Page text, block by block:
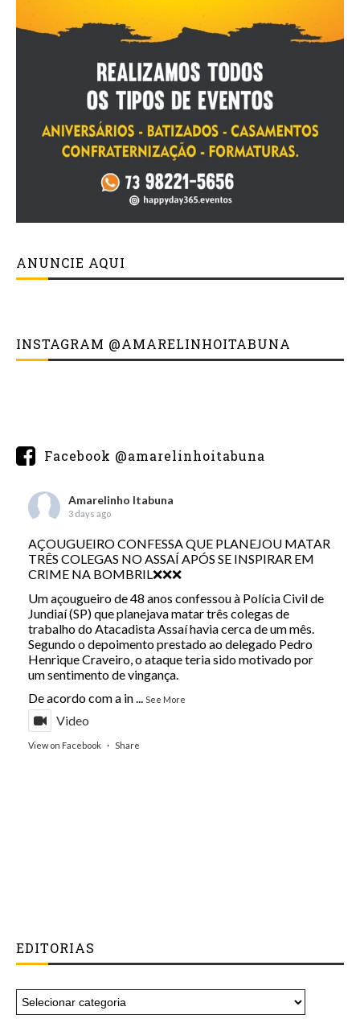
ANUNCIE AQUI
INSTAGRAM @AMARELINHOITABUNA
Facebook @amarelinhoitabuna
Amarelinho Itabuna
3 days ago
AÇOUGUEIRO CONFESSA QUE PLANEJOU MATAR
TRÊS COLEGAS NO ASSAÍ APÓS SE INSPIRAR EM
CRIME NA BOMBRIL❌❌❌
Um açougueiro de 48 anos confessou à Polícia Civil de
Jundiaí (SP) que planejava matar três colegas de
trabalho do Atacadista Assaí havia cerca de um mês.
Segundo o depoimento prestado ao delegado Pedro
Henrique Craveiro, o ataque teria sido motivado por
um sentimento de vingança.
De acordo com a in... See More
Video
View on Facebook · Share
EDITORIAS